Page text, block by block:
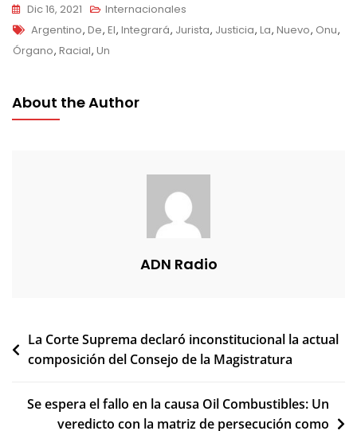
Dic 16, 2021
Internacionales
Tags
Argentino, De, El, Integrará, Jurista, Justicia, La, Nuevo, Onu,
Órgano, Racial, Un
About the Author
ADN Radio
Navegación
de
La Corte Suprema declaró inconstitucional la actual
composición del Consejo de la Magistratura
Se espera el fallo en la causa Oil Combustibles: Un
veredicto con la matriz de persecución como